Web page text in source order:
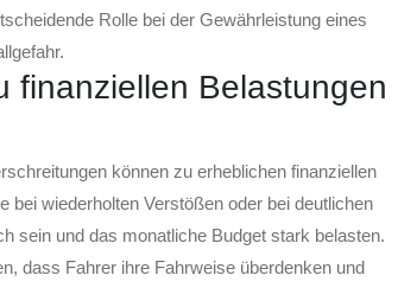
Rolle bei der Gewährleistung eines
finanziellen Belastungen
können zu erheblichen finanziellen
bei wiederholten Verstößen oder bei deutlichen
sein und das monatliche Budget stark belasten.
dass Fahrer ihre Fahrweise überdenken und